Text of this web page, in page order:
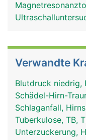
Verwandte
Blutdruck niedrig,
Schädel-Hirn-
Schlaganfall,
Tuberkulose, TB,
Unterzuckerung,